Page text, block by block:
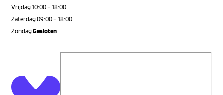
Vrijdag 10:00 – 18:00
Zaterdag 09:00 – 18:00
ZondagGesloten